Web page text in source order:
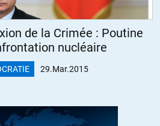
de la Crimée : Poutine
nucléaire
29.Mar.2015